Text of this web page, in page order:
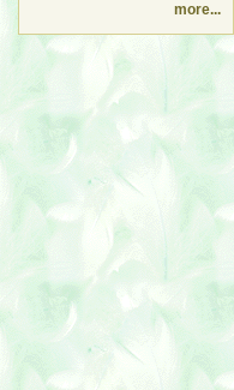
more...